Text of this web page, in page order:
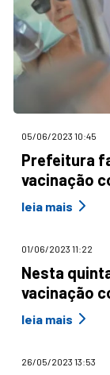
05/06/2023 10:45
Prefeitura
vacinação
leia mais
01/06/2023 11:22
Nesta
vacinação
leia mais
26/05/2023 13:53